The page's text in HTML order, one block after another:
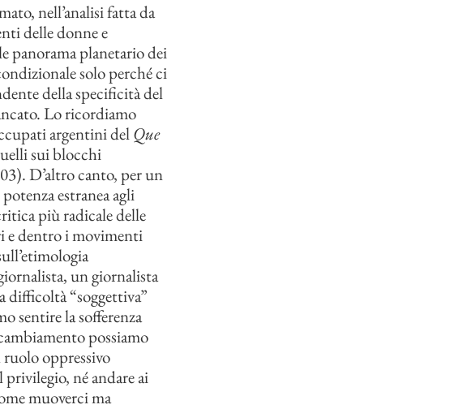
nell’analisi fatta da
delle donne e
panorama planetario dei
solo perché ci
della specificità del
Lo ricordiamo
argentini delQue
sui blocchi
D’altro canto, per un
estranea agli
più radicale delle
e dentro i movimenti
un giornalista
difficoltà “soggettiva”
sentire la sofferenza
possiamo
ruolo oppressivo
né andare ai
muoverci ma